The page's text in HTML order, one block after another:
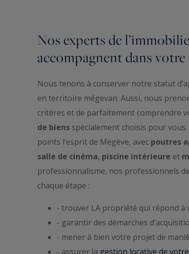
Nos experts de
accompagnent dans
Nous tenons à conserver notre statut
en territoire mégevan. Aussi, nous
critères et de parfaitement comprendre
de biens spécialement choisis pour
points l’esprit de Megève, avec poutres
salle de cinéma, piscine intérieure et
professionnalisme, nos professionnels
chaque étape :
- trouver LA propriété qui répond à
- garantir des démarches
- mener à bien votre projet de
- assurer la gestion locative de